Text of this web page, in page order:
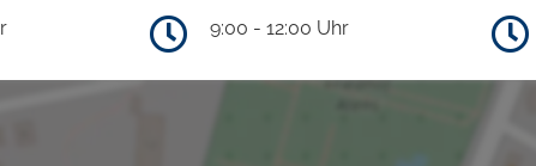
9:00 - 12:00 Uhr